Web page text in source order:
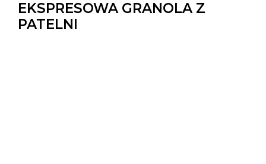
EKSPRESOWA GRANOLA Z
PATELNI